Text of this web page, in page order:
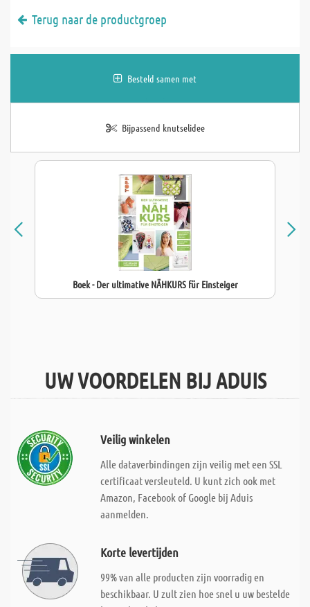
Terug naar de productgroep
Besteld samen met
Bijpassend knutselidee
Boek - Der ultimative NÄHKURS für Einsteiger
UW VOORDELEN BIJ ADUIS
Veilig winkelen
Alle dataverbindingen zijn veilig met een SSL
certificaat versleuteld. U kunt zich ook met
Amazon, Facebook of Google bij Aduis
aanmelden.
Korte levertijden
99% van alle producten zijn voorradig en
beschikbaar. U zult zien hoe snel u uw bestelde